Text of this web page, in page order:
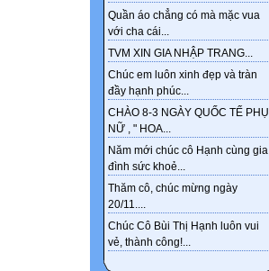
Quần áo chẳng có mà mặc vua
với cha cái...
TVM XIN GIA NHẬP TRANG...
Chúc em luôn xinh đẹp và tràn
đầy hạnh phúc...
CHÀO 8-3 NGÀY QUỐC TẾ PHỤ
NỮ , " HOA...
Năm mới chúc cô Hạnh cùng gia
đình sức khoẻ...
Thăm cô, chúc mừng ngày
20/11....
Chúc Cô Bùi Thị Hạnh luôn vui
vẻ, thành công!...